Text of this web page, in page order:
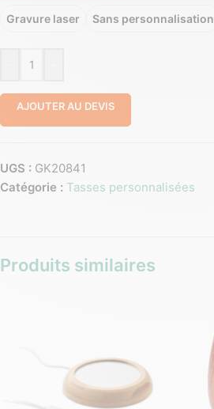
Gravure laser Sans personnalisation
AJOUTER AU DEVIS
UGS : GK20841
Catégorie : Tasses personnalisées
Produits similaires